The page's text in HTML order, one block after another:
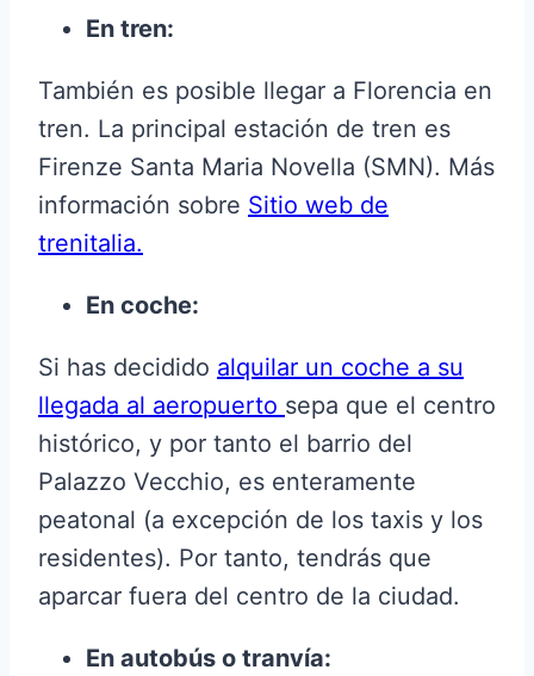
En tren:
También es posible llegar a Florencia en
tren. La principal estación de tren es
Firenze Santa Maria Novella (SMN). Más
información sobre Sitio web de
trenitalia.
En coche:
Si has decidido alquilar un coche a su
llegada al aeropuerto sepa que el centro
histórico, y por tanto el barrio del
Palazzo Vecchio, es enteramente
peatonal (a excepción de los taxis y los
residentes). Por tanto, tendrás que
aparcar fuera del centro de la ciudad.
En autobús o tranvía: